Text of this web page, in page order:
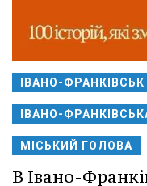
ІВАНО-ФРАНКІВСЬК
ІВАНО-
МІСЬКИЙ ГОЛОВА
В Івано-